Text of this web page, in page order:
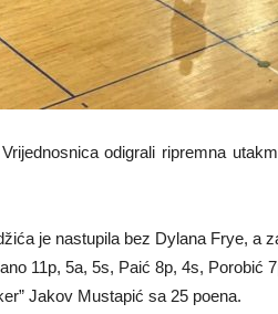
odigrali ripremna
je nastupila bez Dylana Frye, a
11p, 5a, 5s, Paić 8p, 4s, Porobić
Jakov Mustapić sa 25 poena.